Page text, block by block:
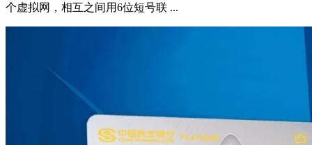
个虚拟网，相互之间用6位短号联 ...